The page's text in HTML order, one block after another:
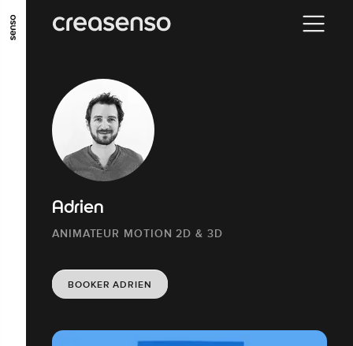
ALLER AU CONTENU PRINCIPAL
ALLER EN BAS DE PAGE
Adrien
ANIMATEUR MOTION 2D & 3D
BOOKER ADRIEN